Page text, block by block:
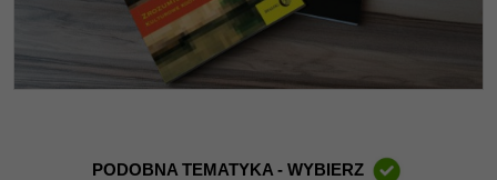
PODOBNA TEMATYKA - WYBIERZ